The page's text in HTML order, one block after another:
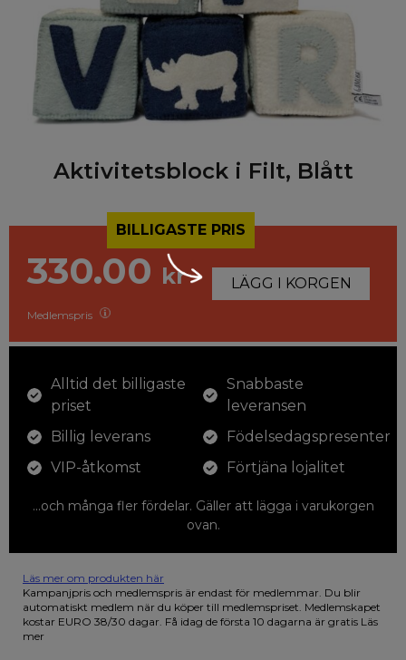
Aktivitetsblock i Filt, Blått
BILLIGASTE PRIS
330.00 kr
Medlemspris
LÄGG I KORGEN
Alltid det billigaste
priset
Billig leverans
VIP-åtkomst
Snabbaste
leveransen
Födelsedagspresenter
Förtjäna lojalitet
...och många fler fördelar. Gäller att lägga i varukorgen
ovan.
Läs mer om produkten här
12 färgpennor som du kan färglägga dina teckningar med. På
illustrationen på den vackra askan finns fjärilar i vilda fluorescerande
färger.
Kampanjpris och medlemspris är endast för medlemmar. Du blir
automatiskt medlem när du köper till medlemspriset. Medlemskapet
kostar EURO 38/30 dagar. Få idag de första 10 dagarna är gratis Läs
mer